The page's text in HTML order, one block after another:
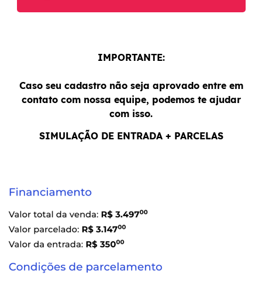
IMPORTANTE:
Caso seu cadastro não seja aprovado entre em
contato com nossa equipe, podemos te ajudar
com isso.
SIMULAÇÃO DE ENTRADA + PARCELAS